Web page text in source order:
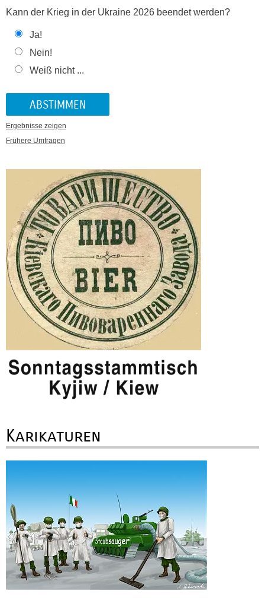
Kann der Krieg in der Ukraine 2026 beendet werden?
Ja!
Nein!
Weiß nicht ...
Ergebnisse zeigen
Frühere Umfragen
Karikaturen